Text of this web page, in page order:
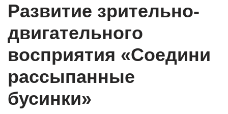
Развитие зрительно-
двигательного
восприятия «Соедини
рассыпанные
бусинки»